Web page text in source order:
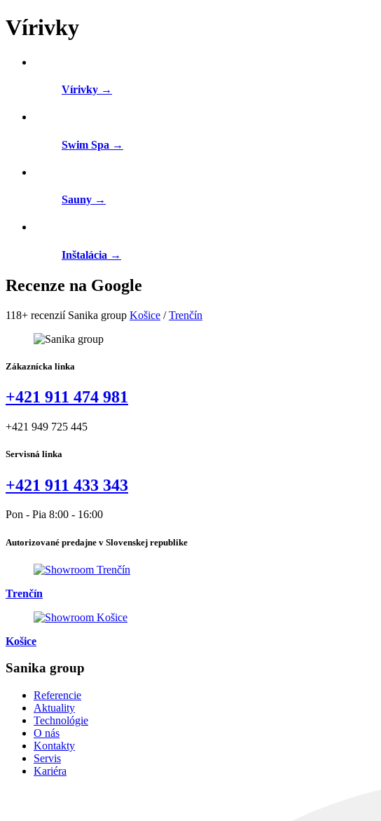
Vírivky
Vírivky →
Swim Spa →
Sauny →
Inštalácia →
Recenze na Google
118+ recenzií Sanika group Košice /Trenčín
Zákaznícka linka
+421 911 474 981
+421 949 725 445
Servisná linka
+421 911 433 343
Pon - Pia 8:00 - 16:00
Autorizované predajne v Slovenskej republike
Trenčín
Košice
Sanika group
Referencie
Aktuality
Technológie
O nás
Kontakty
Servis
Kariéra